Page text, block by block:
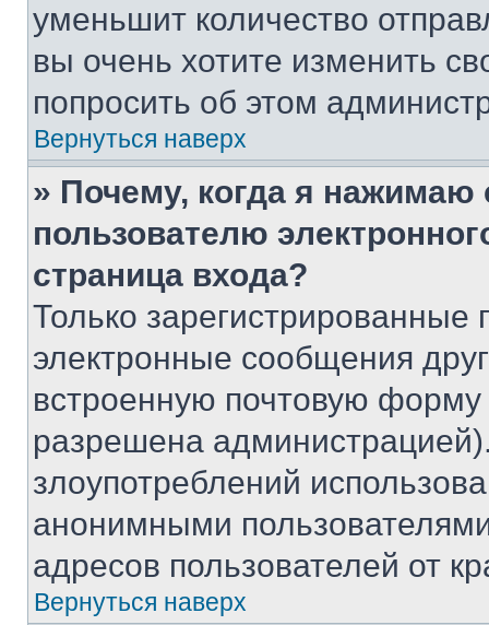
уменьшит количество
вы очень хотите изменить
попросить об этом
Вернуться наверх
» Почему, когда я нажимаю
пользователю
страница входа?
Только зарегистрированные
электронные сообщения
встроенную почтовую
разрешена
злоупотреблений
анонимными
адресов пользователей от
Вернуться наверх